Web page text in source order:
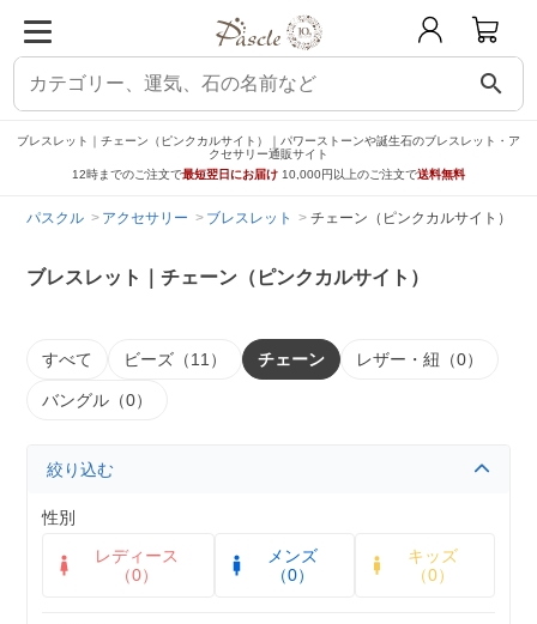
search
ブレスレット｜チェーン（ピンクカルサイト）｜パワーストーンや誕生石のブレスレット・ア
クセサリー通販サイト
12時までのご注文で最短翌日にお届け 10,000円以上のご注文で送料無料
パスクル アクセサリー ブレスレット チェーン（ピンクカルサイト）
ブレスレット｜チェーン（ピンクカルサイト）
すべて ビーズ（11） チェーン レザー・紐（0）
バングル（0）
絞り込む
性別
レディース
（0）
メンズ
（0）
キッズ
（0）